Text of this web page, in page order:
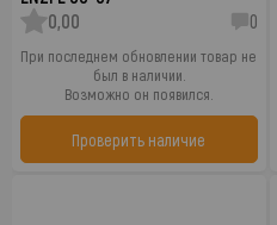
0,00
0
При последнем обновлении товар не
был в наличии.
Возможно он появился.
Проверить наличие